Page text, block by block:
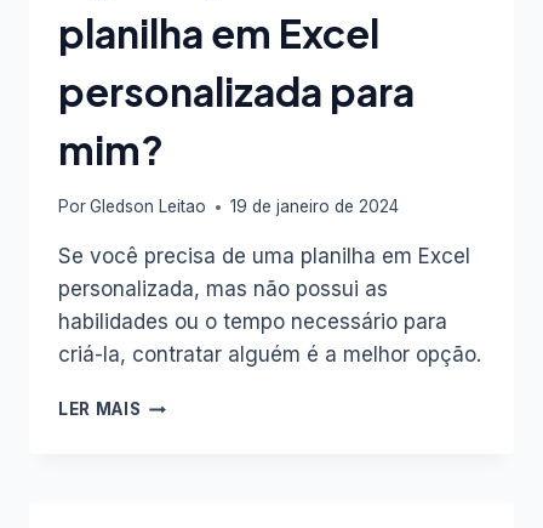
planilha em Excel
personalizada para
mim?
PorGledson Leitao 19 de janeiro de 2024
Se você precisa de uma planilha em Excel
personalizada, mas não possui as
habilidades ou o tempo necessário para
criá-la, contratar alguém é a melhor opção.
LER MAIS COMO